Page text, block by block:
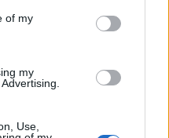
of my
my
Use,